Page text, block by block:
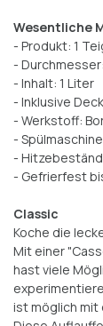
Wesentliche
- Produkt: 1
-
- Inhalt: 1 Liter
- Inklusive
- Werkstoff:
-
-
- Gefrierfest
Classic
Koche die
Mit einer
hast viele
ist möglich mit